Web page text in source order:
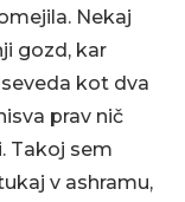
Nekaj
gozd, kar
kot dva
prav nič
Takoj sem
v ashramu,